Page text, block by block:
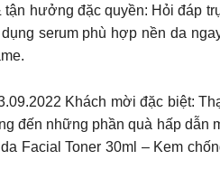
hưởng đặc quyền: Hỏi đáp
serum phù hợp nền da
Khách mời đặc biệt:
đến những phần quà hấp dẫn
Facial Toner 30ml – Kem